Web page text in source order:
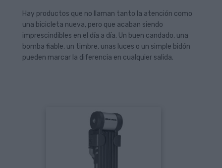
Hay productos que no llaman tanto la atención como
una bicicleta nueva, pero que acaban siendo
imprescindibles en el día a día. Un buen candado, una
bomba fiable, un timbre, unas luces o un simple bidón
pueden marcar la diferencia en cualquier salida.